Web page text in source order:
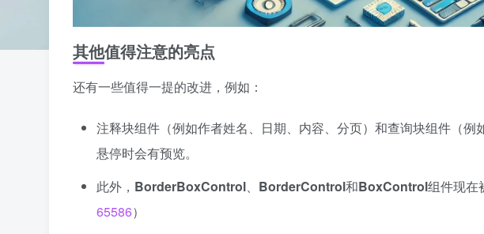
其他值得注意的亮点
还有一些值得一提的改进，例如：
注释块组件（例如作者姓名、日期、内容、分页）和查询块组件（
悬停时会有预览。
此外， BorderBoxControl、 BorderControl和BoxControl组件现在
65586）